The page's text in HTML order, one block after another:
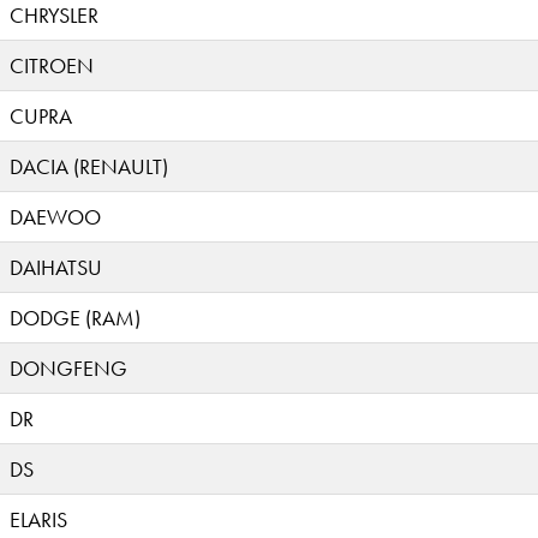
CHRYSLER
CITROEN
CUPRA
DACIA (RENAULT)
DAEWOO
DAIHATSU
DODGE (RAM)
DONGFENG
DR
DS
ELARIS